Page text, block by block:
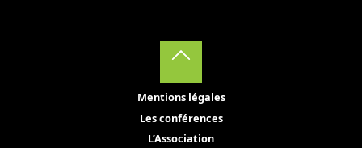
Mentions légales
Les conférences
L’Association
Back
to
Top